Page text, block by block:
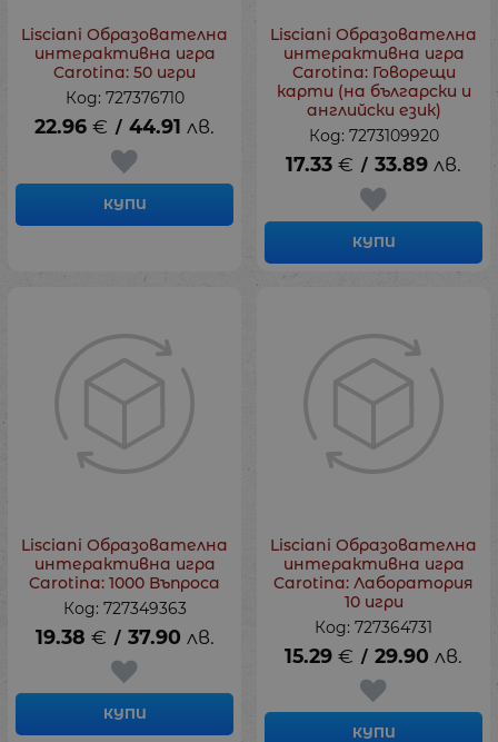
Lisciani Образователна
интерактивна игра
Carotina: 50 игри
Код: 727376710
22.96 € / 44.91 лв.
КУПИ
Lisciani Образователна
интерактивна игра
Carotina: Говорещи
карти (на български и
английски език)
Код: 7273109920
17.33 € / 33.89 лв.
КУПИ
Lisciani Образователна
интерактивна игра
Carotina: 1000 Въпроса
Код: 727349363
19.38 € / 37.90 лв.
КУПИ
Lisciani Образователна
интерактивна игра
Carotina: Лаборатория
10 игри
Код: 727364731
15.29 € / 29.90 лв.
КУПИ